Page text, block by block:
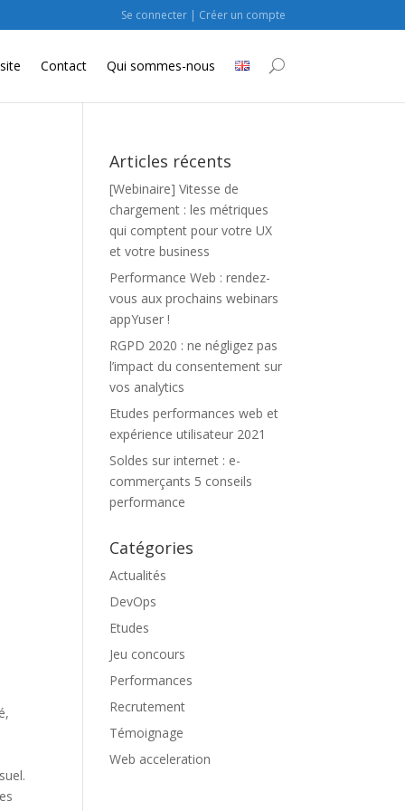
Se connecter | Créer un compte
Contact Qui sommes-nous
Articles récents
[Webinaire] Vitesse de
chargement : les métriques
qui comptent pour votre UX
et votre business
Performance Web : rendez-
vous aux prochains webinars
appYuser !
RGPD 2020 : ne négligez pas
l’impact du consentement sur
vos analytics
Etudes performances web et
expérience utilisateur 2021
Soldes sur internet : e-
commerçants 5 conseils
performance
Catégories
Actualités
DevOps
Etudes
Jeu concours
Performances
Recrutement
Témoignage
Web acceleration